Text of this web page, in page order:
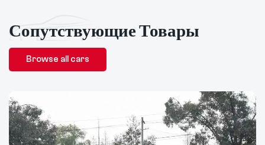
Сопутствующие Товары
Browse all cars